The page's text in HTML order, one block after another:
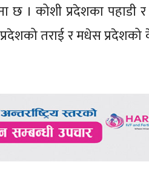
छ । कोशी प्रदेशका पहाडी
तराई र मधेस प्रदेशको